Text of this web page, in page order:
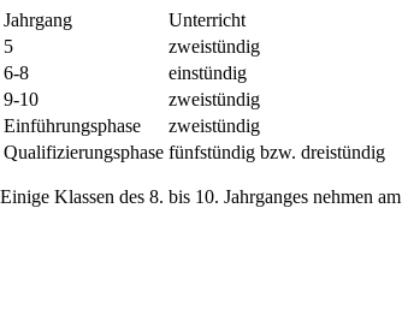
Jahrgang
Unterricht
5
zweistündig
6-8
einstündig
9-10
zweistündig
Einführungsphase
zweistündig
Qualifizierungsphase fünfstündig bzw. dreistündig
Einige Klassen des 8. bis 10. Jahrganges nehmen